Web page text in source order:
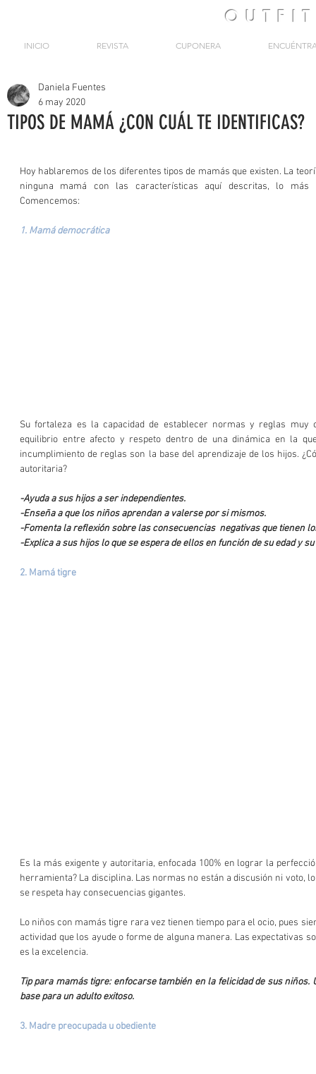
OUTFIT
INICIO REVISTA CUPONERA
TIPOS DE MAMÁ ¿CON CUÁL TE IDENTIFICAS?
Daniela Fuentes
6 may 2020
Hoy hablaremos de los diferentes tipos de mamás que existen. La
ninguna mamá con las características aquí descritas, lo más
Comencemos:
1. Mamá democrática
Su fortaleza es la capacidad de establecer normas y reglas muy
equilibrio entre afecto y respeto dentro de una dinámica en la
incumplimiento de reglas son la base del aprendizaje de los hijos.
autoritaria?
-Ayuda a sus hijos a ser independientes.
-Enseña a que los niños aprendan a valerse por si mismos.
-Fomenta la reflexión sobre las consecuencias  negativas que tienen
-Explica a sus hijos lo que se espera de ellos en función de su edad y
2. Mamá tigre
Es la más exigente y autoritaria, enfocada 100% en lograr la
herramienta? La disciplina. Las normas no están a discusión ni voto,
se respeta hay consecuencias gigantes.
Lo niños con mamás tigre rara vez tienen tiempo para el ocio, pues
actividad que los ayude o forme de alguna manera. Las expectativas
es la excelencia.
Tip para mamás tigre: enfocarse también en la felicidad de sus niños.
base para un adulto exitoso.
3. Madre preocupada u obediente